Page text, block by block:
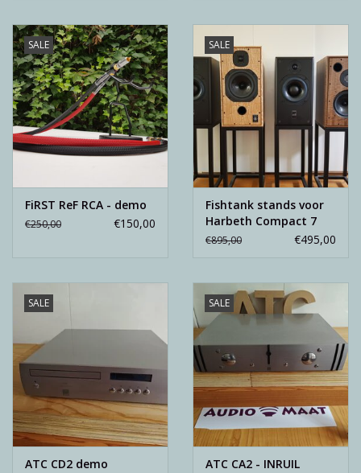
SALE
FiRST ReF RCA - demo
€250,00 €150,00
SALE
Fishtank stands voor
Harbeth Compact 7
€895,00 €495,00
SALE
ATC CD2 demo
SALE
ATC CA2 - INRUIL